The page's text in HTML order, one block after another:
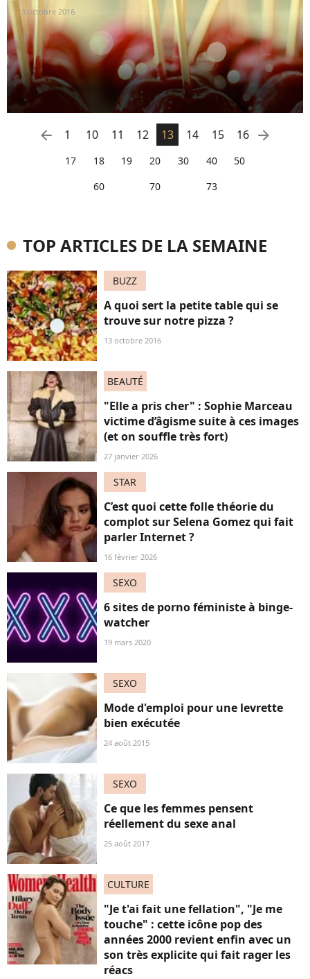
13 octobre 2016
arrow_left 1 10 11 12 13 14 15 16
17 18 19 20 30 40
50
60
70 73
arrow_right
TOP ARTICLES DE LA SEMAINE
BUZZ
A quoi sert la petite table qui se
trouve sur notre pizza ?
13 octobre 2016
BEAUTÉ
"Elle a pris cher" : Sophie Marceau
victime d’âgisme suite à ces images
(et on souffle très fort)
27 janvier 2026
STAR
C’est quoi cette folle théorie du
complot sur Selena Gomez qui fait
parler Internet ?
16 février 2026
SEXO
6 sites de porno féministe à binge-
watcher
19 mars 2020
SEXO
Mode d'emploi pour une levrette
bien exécutée
24 août 2015
SEXO
Ce que les femmes pensent
réellement du sexe anal
25 août 2017
CULTURE
"Je t'ai fait une fellation", "Je me
touche" : cette icône pop des
années 2000 revient enfin avec un
son très explicite qui fait rager les
réacs